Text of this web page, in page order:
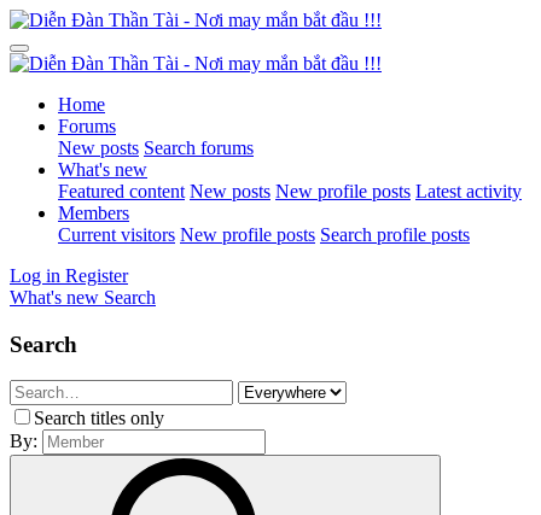
Home
Forums
New posts Search forums
What's new
Featured content New posts New profile posts Latest activity
Members
Current visitors New profile posts Search profile posts
Log in Register
What's new Search
Search
Search titles only
By: